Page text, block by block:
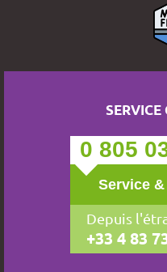
0 805
Service
Depuis
+33 4 83